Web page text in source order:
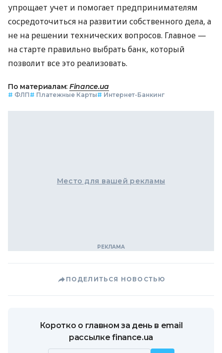
упрощает учет и помогает предпринимателям
сосредоточиться на развитии собственного дела, а
не на решении технических вопросов. Главное —
на старте правильно выбрать банк, который
позволит все это реализовать.
По материалам: Finance.ua
# ФЛП# Платежные Карты# Интернет-Банкинг
Место для вашей рекламы
ПОДЕЛИТЬСЯ НОВОСТЬЮ
Коротко о главном за день в email
рассылке finance.ua